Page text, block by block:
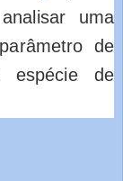
uma
de
espécie de